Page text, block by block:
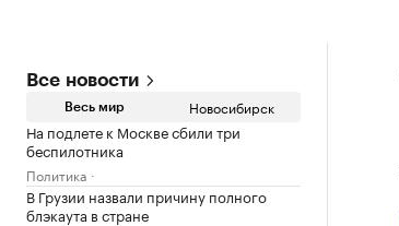
Все новости
Весь мир Новосибирск
На подлете к Москве сбили три
беспилотника
Политика
В Грузии назвали причину полного
блэкаута в стране